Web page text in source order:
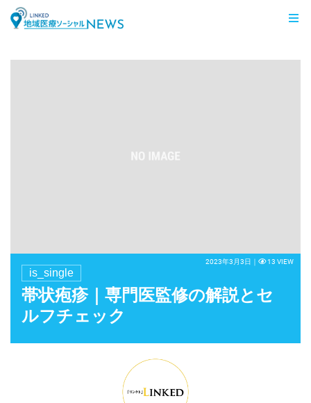
LINKED 地域医療ソーシャルNEWS
is_single
帯状疱疹｜専門医監修の解説とセ
ルフチェック
2023年3月3日｜ 13 VIEW